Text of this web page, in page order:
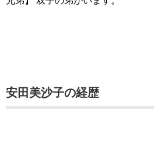
安田美沙子の経歴